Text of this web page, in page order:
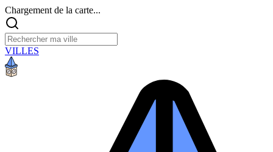
Chargement de la carte...
VILLES